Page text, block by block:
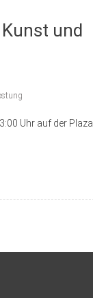
und
Uhr auf der Plaza